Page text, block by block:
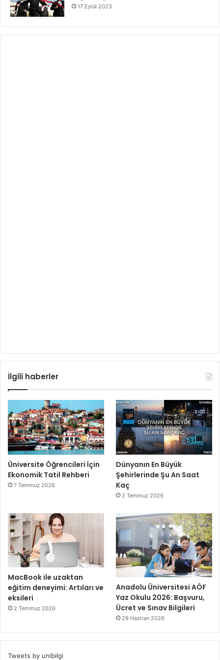
17 Eylül 2023
İlgili haberler
Üniversite Öğrencileri İçin
Ekonomik Tatil Rehberi
7 Temmuz 2026
Dünyanın En Büyük
Şehirlerinde Şu An Saat
Kaç
2 Temmuz 2026
MacBook ile uzaktan
eğitim deneyimi: Artıları ve
eksileri
2 Temmuz 2026
Anadolu Üniversitesi AÖF
Yaz Okulu 2026: Başvuru,
Ücret ve Sınav Bilgileri
29 Haziran 2026
Tweets by unibilgi